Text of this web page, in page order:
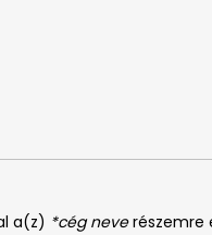
a(z) *cég neverészemre